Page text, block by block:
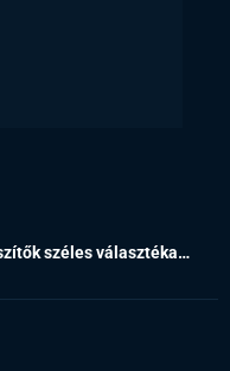
széles választéka…